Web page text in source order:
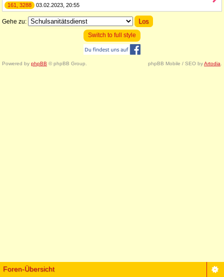
161, 3288 03.02.2023, 20:55
Gehe zu:
Switch to full style
Powered by phpBB © phpBB Group. phpBB Mobile / SEO byArtodia
Foren-Übersicht